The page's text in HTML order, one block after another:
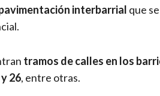
interbarrial que
tramos de calles en los
26, entre otras.